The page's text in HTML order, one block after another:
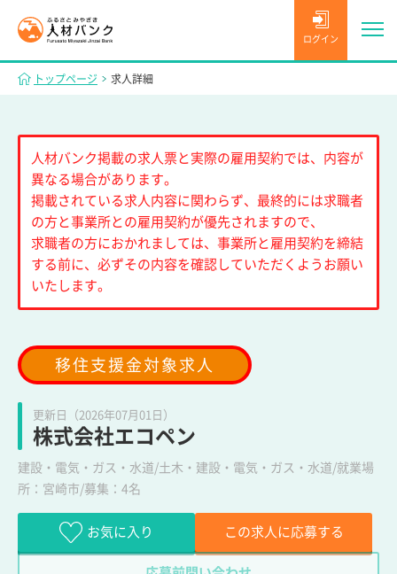
ログイン
トップページ 求人詳細
人材バンク掲載の求人票と実際の雇用契約では、内容が
異なる場合があります。
掲載されている求人内容に関わらず、最終的には求職者
の方と事業所との雇用契約が優先されますので、
求職者の方におかれましては、事業所と雇用契約を締結
する前に、必ずその内容を確認していただくようお願い
いたします。
移住支援金対象求人
更新日（2026年07月01日）
株式会社エコペン
建設・電気・ガス・水道/土木・建設・電気・ガス・水道/就業場
所：宮崎市/募集：4名
お気に入り この求人に応募する